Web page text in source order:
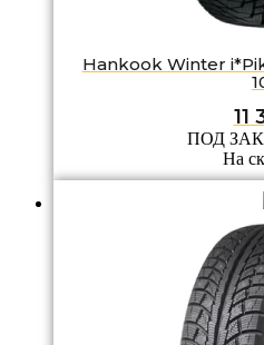
Hankook Winter
11
ПОД
На